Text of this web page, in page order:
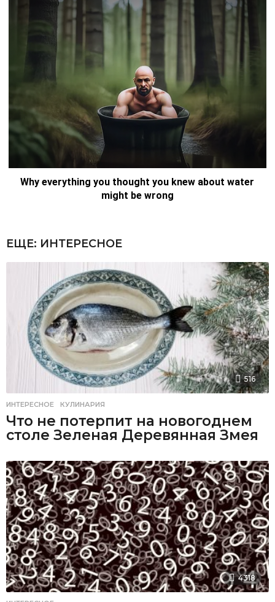
ЕЩЕ: ИНТЕРЕСНОЕ
516
ИНТЕРЕСНОЕ ,КУЛИНАРИЯ
Что не потерпит на новогоднем
столе Зеленая Деревянная Змея
4318